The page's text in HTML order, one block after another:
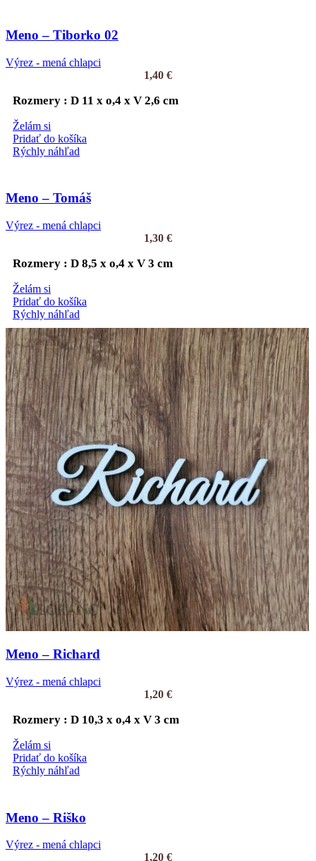
Meno – Tiborko 02
Výrez - mená chlapci
1,40 €
Rozmery : D 11 x o,4 x V 2,6 cm
Želám si
Pridať do košíka
Rýchly náhľad
Meno – Tomáš
Výrez - mená chlapci
1,30 €
Rozmery : D 8,5 x o,4 x V 3 cm
Želám si
Pridať do košíka
Rýchly náhľad
Meno – Richard
Výrez - mená chlapci
1,20 €
Rozmery : D 10,3 x o,4 x V 3 cm
Želám si
Pridať do košíka
Rýchly náhľad
Meno – Riško
Výrez - mená chlapci
1,20 €